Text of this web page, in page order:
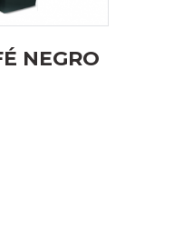
NEGRO